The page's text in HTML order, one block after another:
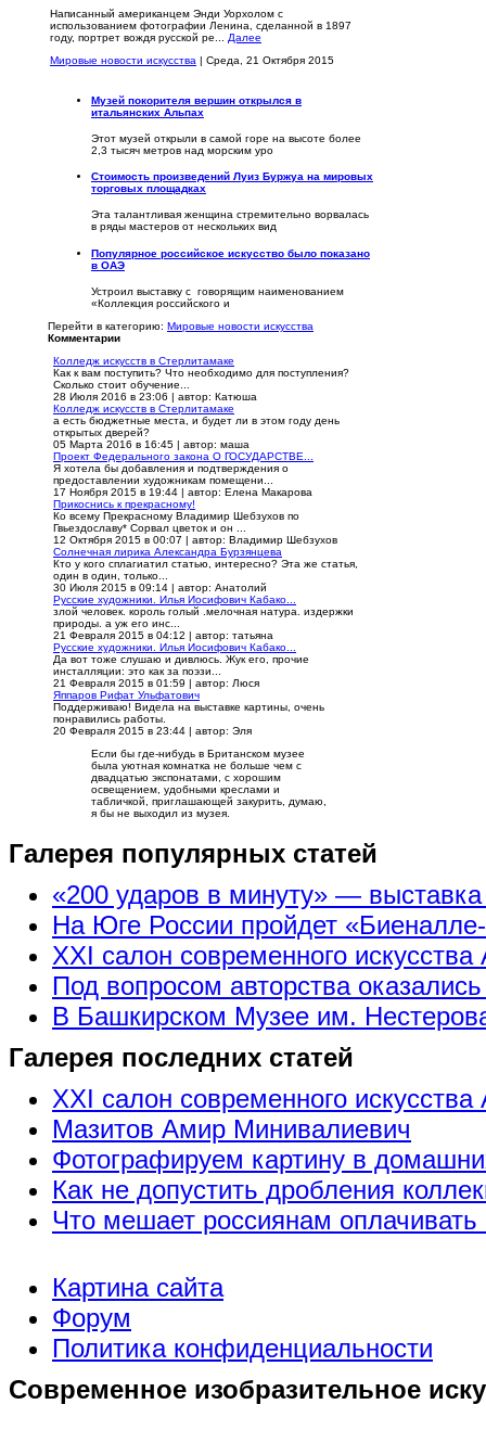
Написанный американцем Энди Уорхолом с
использованием фотографии Ленина, сделанной в 1897
году, портрет вождя русской ре... Далее
Мировые новости искусства | Среда, 21 Октября 2015
Музей покорителя вершин открылся в
итальянских Альпах
Этот музей открыли в самой горе на высоте более
2,3 тысяч метров над морским уро
Стоимость произведений Луиз Буржуа на мировых
торговых площадках
Эта талантливая женщина стремительно ворвалась
в ряды мастеров от нескольких вид
Популярное российское искусство было показано
в ОАЭ
Устроил выставку с говорящим наименованием
«Коллекция российского и
Перейти в категорию: Мировые новости искусства
Комментарии
Колледж искусств в Стерлитамаке
Как к вам поступить? Что необходимо для поступления?
Сколько стоит обучение...
28 Июля 2016 в 23:06 | автор: Катюша
Колледж искусств в Стерлитамаке
а есть бюджетные места, и будет ли в этом году день
открытых дверей?
05 Марта 2016 в 16:45 | автор: маша
Проект Федерального закона О ГОСУДАРСТВЕ...
Я хотела бы добавления и подтверждения о
предоставлении художникам помещени...
17 Ноября 2015 в 19:44 | автор: Елена Макарова
Прикоснись к прекрасному!
Ко всему Прекрасному Владимир Шебзухов по
Гвьездославу* Сорвал цветок и он ...
12 Октября 2015 в 00:07 | автор: Владимир Шебзухов
Солнечная лирика Александра Бурзянцева
Кто у кого сплагиатил статью, интересно? Эта же статья,
один в один, только...
30 Июля 2015 в 09:14 | автор: Анатолий
Русские художники. Илья Иосифович Кабако...
злой человек. король голый .мелочная натура. издержки
природы. а уж его инс...
21 Февраля 2015 в 04:12 | автор: татьяна
Русские художники. Илья Иосифович Кабако...
Да вот тоже слушаю и дивлюсь. Жук его, прочие
инсталляции: это как за поэзи...
21 Февраля 2015 в 01:59 | автор: Люся
Яппаров Рифат Ульфатович
Поддерживаю! Видела на выставке картины, очень
понравились работы.
20 Февраля 2015 в 23:44 | автор: Эля
Если бы где-нибудь в Британском музее
была уютная комнатка не больше чем с
двадцатью экспонатами, с хорошим
освещением, удобными креслами и
табличкой, приглашающей закурить, думаю,
я бы не выходил из музея.
Галерея популярных статей
«200 ударов в минуту» —
На Юге России пройдет
XXI салон современного искусства
Под вопросом авторства
В Башкирском Музее им.
Галерея последних статей
XXI салон современного искусства
Мазитов Амир Минивалиевич
Фотографируем картину в
Как не допустить дробления
Что мешает россиянам
Картина сайта
Форум
Политика конфиденциальности
Современное изобразительное